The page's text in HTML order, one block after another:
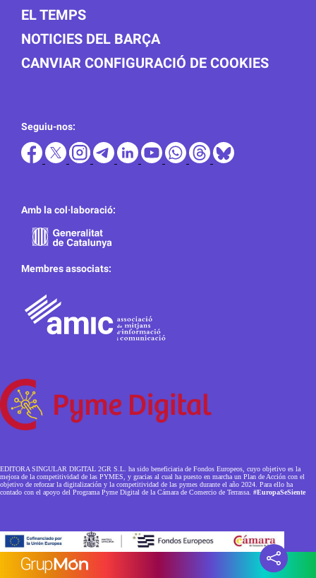
EL TEMPS
NOTICIES DEL BARÇA
CANVIAR CONFIGURACIÓ DE COOKIES
Seguiu-nos:
Amb la col·laboració:
Membres associats:
EDITORA SINGULAR DIGITAL 2GR S.L. ha sido beneficiaria de Fondos Europeos, cuyo objetivo es la
mejora de la competitividad de las PYMES, y gracias al cual ha puesto en marcha un Plan de Acción con el
objetivo de reforzar la digitalización y la competitividad de las pymes durante el año 2024. Para ello ha
contado con el apoyo del Programa Pyme Digital de la Cámara de Comercio de Terrassa. #EuropaSeSiente